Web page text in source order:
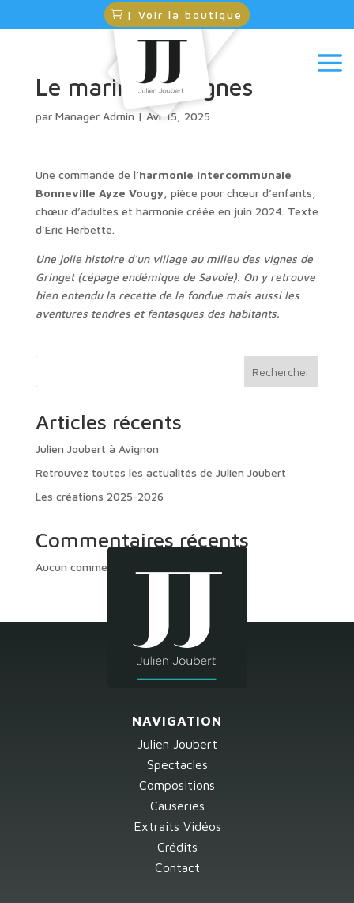
| Voir la boutique
Le marin des vignes
par Manager Admin | Avr 15, 2025
Une commande de l’harmonie intercommunale
Bonneville Ayze Vougy, pièce pour chœur d’enfants,
chœur d’adultes et harmonie créée en juin 2024. Texte
d’Eric Herbette.
Une jolie histoire d’un village au milieu des vignes de
Gringet (cépage endémique de Savoie). On y retrouve
bien entendu la recette de la fondue mais aussi les
aventures tendres et fantasques des habitants.
Rechercher
Articles récents
Julien Joubert à Avignon
Retrouvez toutes les actualités de Julien Joubert
Les créations 2025-2026
Commentaires récents
Aucun commentaire à afficher.
NAVIGATION
Julien Joubert
Spectacles
Compositions
Causeries
Extraits Vidéos
Crédits
Contact